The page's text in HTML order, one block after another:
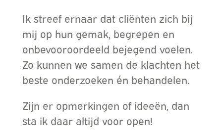
Ik streef ernaar dat cliënten zich bij
mij op hun gemak, begrepen en
onbevooroordeeld bejegend voelen.
Zo kunnen we samen de klachten het
beste onderzoeken én behandelen.
Zijn er opmerkingen of ideeën, dan
sta ik daar altijd voor open!